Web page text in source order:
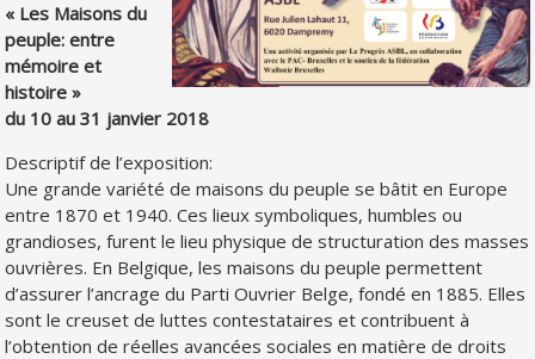
« Les Maisons du
peuple: entre
mémoire et
histoire »
du 10 au 31 janvier 2018
Descriptif de l’exposition:
Une grande variété de maisons du peuple se bâtit en Europe
entre 1870 et 1940. Ces lieux symboliques, humbles ou
grandioses, furent le lieu physique de structuration des masses
ouvrières. En Belgique, les maisons du peuple permettent
d’assurer l’ancrage du Parti Ouvrier Belge, fondé en 1885. Elles
sont le creuset de luttes contestataires et contribuent à
l’obtention de réelles avancées sociales en matière de droits